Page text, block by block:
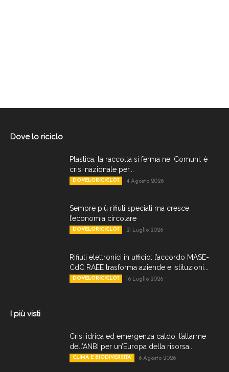
Dove lo riciclo
Plastica, la raccolta si ferma nei Comuni: è
crisi nazionale per...
DOVELORICICLO? 4 Agosto 2026
Sempre più rifiuti speciali ma cresce
l’economia circolare
DOVELORICICLO? 21 Luglio 2026
Rifiuti elettronici in ufficio: l’accordo MASE-
CdC RAEE trasforma aziende e istituzioni...
DOVELORICICLO? 16 Luglio 2026
I più visti
Crisi idrica ed emergenza caldo: l’allarme
dell’ANBI per un’Europa della risorsa...
CLIMA E BIODIVERSITA' 6 Agosto 2026